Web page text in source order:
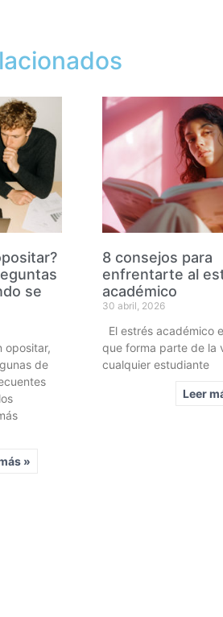
se
opositar,
de
»
8 consejos para
enfrentarte al
académico
30 abril, 2026
El estrés académico
que forma parte de la
cualquier estudiante
Leer